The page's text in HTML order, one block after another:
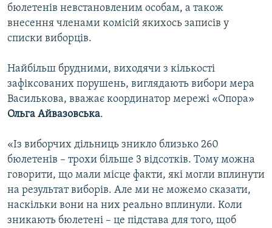
бюлетенів невстановленим особам, а також
внесення членами комісій якихось записів у
списки виборців.
Найбільш брудними, виходячи з кількості
зафіксованих порушень, виглядають вибори мера
Василькова, вважає координатор мережі «Опора»
Ольга Айвазовська.
«Із виборчих дільниць зникло близько 260
бюлетенів – трохи більше 3 відсотків. Тому можна
говорити, що мали місце факти, які могли вплинути
на результат виборів. Але ми не можемо сказати,
наскільки вони на них реально вплинули. Коли
зникають бюлетені – це підстава для того, щоб